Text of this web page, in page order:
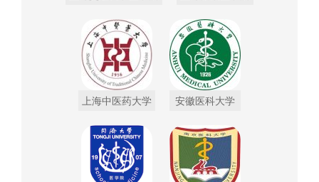
上海中医药大学 安徽医科大学